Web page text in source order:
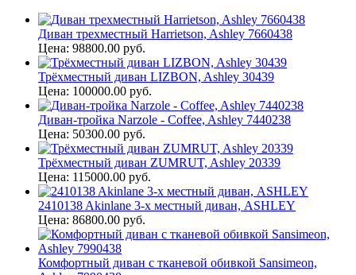
Диван трехместный Harrietson, Ashley 7660438
Цена: 98800.00 руб.
Трёхместный диван LIZBON, Ashley 30439
Цена: 100000.00 руб.
Диван-тройка Narzole - Coffee, Ashley 7440238
Цена: 50300.00 руб.
Трёхместный диван ZUMRUT, Ashley 20339
Цена: 115000.00 руб.
2410138 Akinlane 3-х местный диван, ASHLEY
Цена: 86800.00 руб.
Комфортный диван с тканевой обивкой Sansimeon,